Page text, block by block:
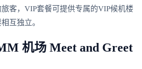
客，VIP套餐可提供专属的VIP候机楼
互独立。
机场 Meet and Greet